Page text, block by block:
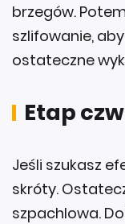
brzegów.
szlifowanie,
ostateczne
Etap
Jeśli szukasz
skróty.
szpachlowa.